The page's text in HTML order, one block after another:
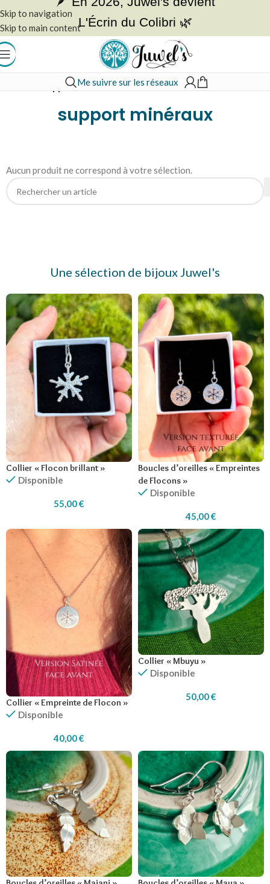
Skip to navigation
Skip to main contentL'Écrin du Colibri 🌿
Me suivre sur les réseaux
support minéraux
support minéraux
Aucun produit ne correspond à votre sélection.
Une sélection de bijoux Juwel's
Collier « Flocon brillant »
Disponible
55,00€
Boucles d’oreilles « Empreintes
de Flocons »
Disponible
45,00€
Collier « Empreinte de Flocon »
Disponible
40,00€
Collier « Mbuyu »
Disponible
50,00€